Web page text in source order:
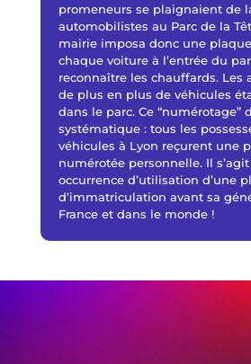
promeneurs se plaignaient de
automobilistes au Parc de la
mairie imposa donc une
chaque voiture à l’entrée du
reconnaître les chauffards. Les
de plus en plus de véhicules
dans le parc. Ce “numérotage”
systématique : tous les
véhicules à Lyon reçurent une
numérotée personnelle. Il
occurrence d’utilisation d’une
d’immatriculation avant sa
France et dans le monde !